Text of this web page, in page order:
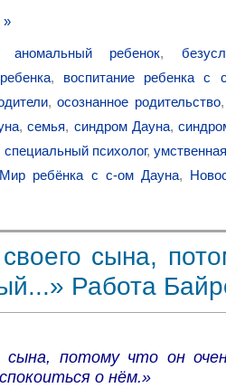
»
аномальный ребенок,
, воспитание ребенка с
, осознанное родительство
,семья, синдром Дауна,
специальный психолог,
Мир ребёнка с с-ом Дауна,
сына,
Работа
сына, потому что он
о нём.»